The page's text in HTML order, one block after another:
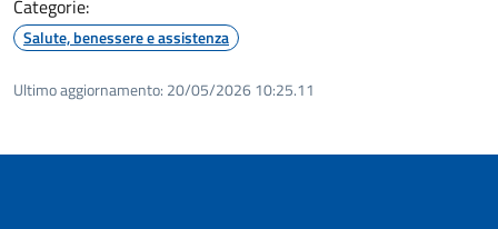
Categorie:
Salute, benessere e assistenza
Ultimo aggiornamento: 20/05/2026 10:25.11